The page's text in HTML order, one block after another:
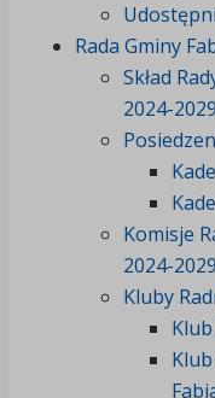
Rada Gminy
Skład
2024-2029
Komisje
2024-2029
Kluby